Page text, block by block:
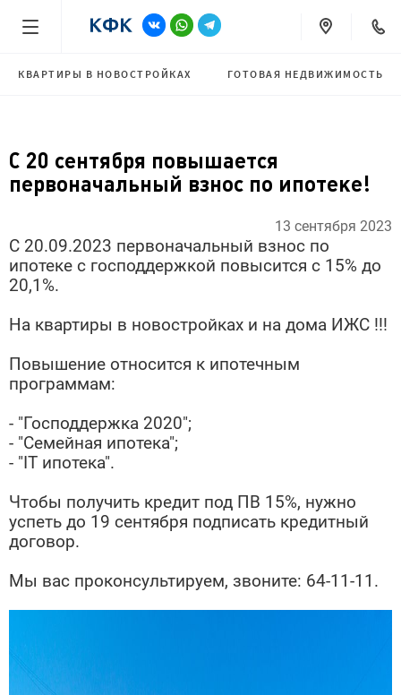
КВАРТИРЫ В НОВОСТРОЙКАХ ГОТОВАЯ НЕДВИЖИМОСТЬ
С 20 сентября повышается
первоначальный взнос по ипотеке!
13 сентября 2023
С 20.09.2023 первоначальный взнос по
ипотеке с господдержкой повысится с 15% до
20,1%.
На квартиры в новостройках и на дома ИЖС !!!
Повышение относится к ипотечным
программам:
- "Господдержка 2020";
- "Семейная ипотека";
- "IT ипотека".
Чтобы получить кредит под ПВ 15%, нужно
успеть до 19 сентября подписать кредитный
договор.
Мы вас проконсультируем, звоните: 64-11-11.